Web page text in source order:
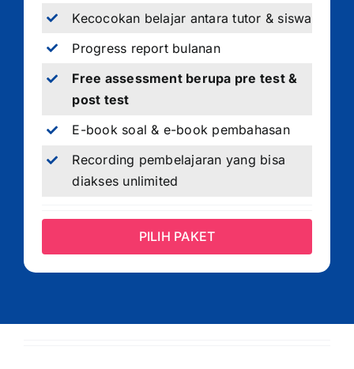
Kecocokan belajar antara tutor & siswa
Progress report bulanan
Free assessment berupa pre test &
post test
E-book soal & e-book pembahasan
Recording pembelajaran yang bisa
diakses unlimited
PILIH PAKET